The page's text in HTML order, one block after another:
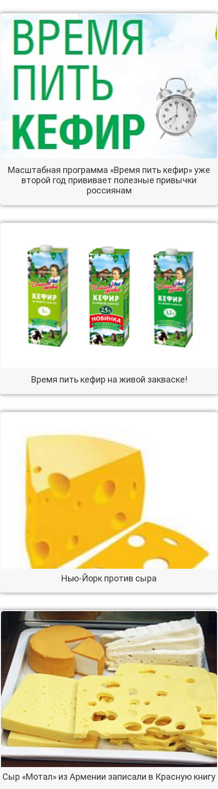
Масштабная программа «Время пить кефир» уже
второй год прививает полезные привычки
россиянам
Время пить кефир на живой закваске!
Нью-Йорк против сыра
Сыр «Мотал» из Армении записали в Красную книгу